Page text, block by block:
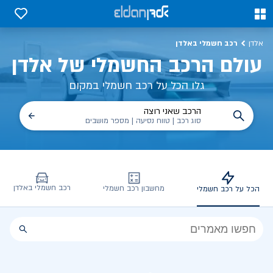
0
0
אלדן רכב חשמלי באלדן
עולם הרכב החשמלי של אלדן
גלו הכל על רכב חשמלי במקום
הרכב שאני רוצה
סוג רכב | טווח נסיעה | מספר מושבים
הכל על רכב חשמלי מחשבון רכב חשמלי רכב חשמלי באלדן
הכל
הכל על רכב חשמלי, שימושים, טכנולוגיה וכל מה שכדי לדעת | אלדן